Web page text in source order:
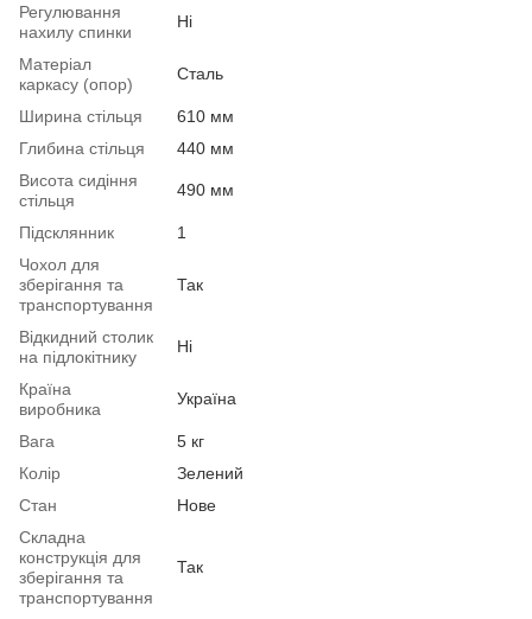
Регулювання
нахилу спинки
Ні
Матеріал
каркасу (опор)
Сталь
Ширина стільця
610 мм
Глибина стільця
440 мм
Висота сидіння
стільця
490 мм
Підсклянник
1
Чохол для
зберігання та
транспортування
Так
Відкидний столик
на підлокітнику
Ні
Країна
виробника
Україна
Вага
5 кг
Колір
Зелений
Стан
Нове
Складна
конструкція для
зберігання та
транспортування
Так